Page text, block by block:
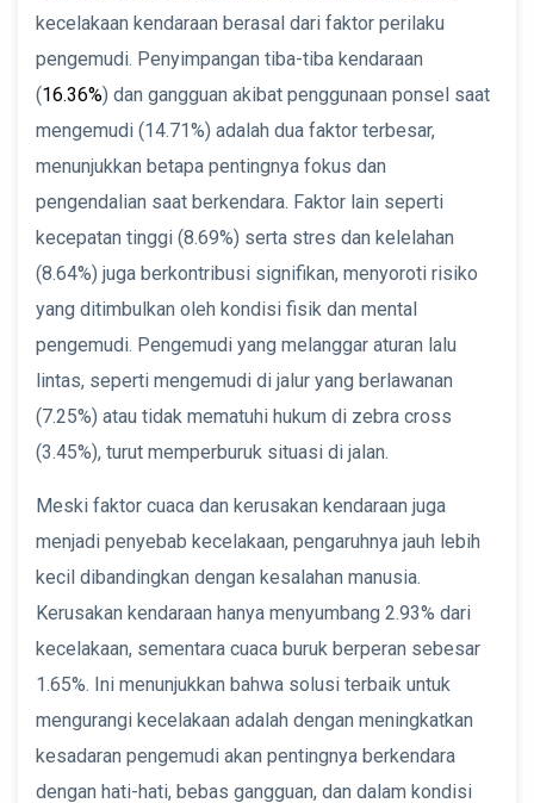
kecelakaan kendaraan berasal dari faktor perilaku
pengemudi. Penyimpangan tiba-tiba kendaraan
(16.36%) dan gangguan akibat penggunaan ponsel saat
mengemudi (14.71%) adalah dua faktor terbesar,
menunjukkan betapa pentingnya fokus dan
pengendalian saat berkendara. Faktor lain seperti
kecepatan tinggi (8.69%) serta stres dan kelelahan
(8.64%) juga berkontribusi signifikan, menyoroti risiko
yang ditimbulkan oleh kondisi fisik dan mental
pengemudi. Pengemudi yang melanggar aturan lalu
lintas, seperti mengemudi di jalur yang berlawanan
(7.25%) atau tidak mematuhi hukum di zebra cross
(3.45%), turut memperburuk situasi di jalan.
Meski faktor cuaca dan kerusakan kendaraan juga
menjadi penyebab kecelakaan, pengaruhnya jauh lebih
kecil dibandingkan dengan kesalahan manusia.
Kerusakan kendaraan hanya menyumbang 2.93% dari
kecelakaan, sementara cuaca buruk berperan sebesar
1.65%. Ini menunjukkan bahwa solusi terbaik untuk
mengurangi kecelakaan adalah dengan meningkatkan
kesadaran pengemudi akan pentingnya berkendara
dengan hati-hati, bebas gangguan, dan dalam kondisi